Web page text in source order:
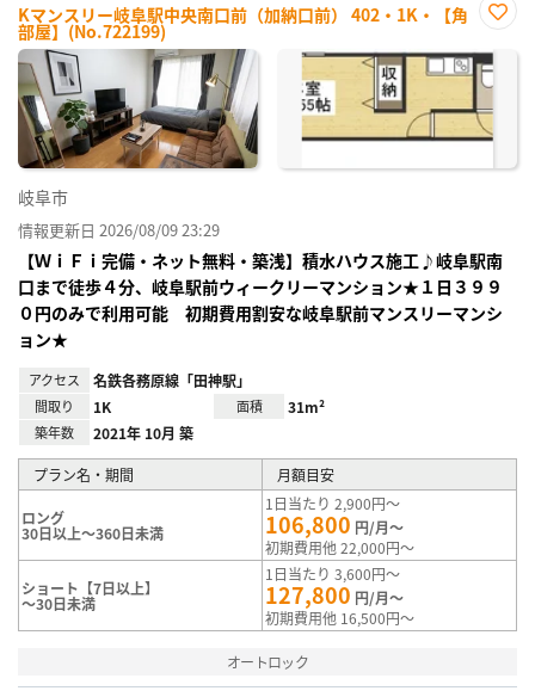
Kマンスリー岐阜駅中央南口前（加納口前） 402・1K・【角
部屋】(No.722199)
に入
り登
録
岐阜市
情報更新日 2026/08/09 23:29
【ＷｉＦｉ完備・ネット無料・築浅】積水ハウス施工♪岐阜駅南
口まで徒歩４分、岐阜駅前ウィークリーマンション★１日３９９
０円のみで利用可能 初期費用割安な岐阜駅前マンスリーマンシ
ョン★
アクセス 名鉄各務原線「田神駅」
間取り 1K 面積 31m²
築年数 2021年 10月 築
プラン名・期間 月額目安
ロング
30日以上～360日未満
1日当たり 2,900円～
106,800 円/月～
初期費用他 22,000円～
ショート【7日以上】
～30日未満
1日当たり 3,600円～
127,800 円/月～
初期費用他 16,500円～
オートロック